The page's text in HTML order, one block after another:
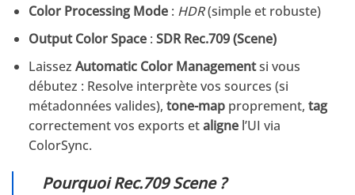
Color Processing Mode: HDR(simple et robuste)
Output Color Space: SDR Rec.709 (Scene)
Laissez Automatic Color Managementsi vous
débutez : Resolve interprète vos sources (si
métadonnées valides), tone-mapproprement, tag
correctement vos exports etalignel’UI via
ColorSync.
Pourquoi Rec.709 Scene ?